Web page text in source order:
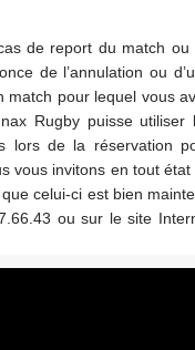
de report du match ou
de l’annulation ou
match pour lequel vous
Rugby puisse utiliser
lors de la réservation
vous invitons en tout état
celui-ci est bien
ou sur le site